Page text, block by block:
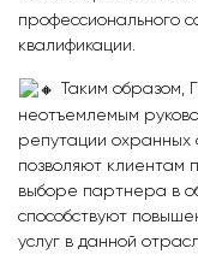
профессионального
квалификации.
Таким образом,
неотъемлемым
репутации охранных
позволяют клиентам
выборе партнера в
способствуют
услуг в данной